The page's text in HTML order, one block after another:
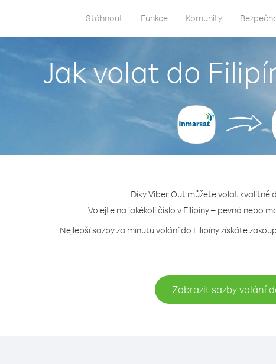
Stáhnout Funkce Komunity
Jak volat do
Díky Viber Out můžete volat kvalitně
Volejte na jakékoli číslo v Filipíny – pevná nebo
Nejlepší sazby za minutu volání do Filipíny získáte
Zobrazit sazby volání